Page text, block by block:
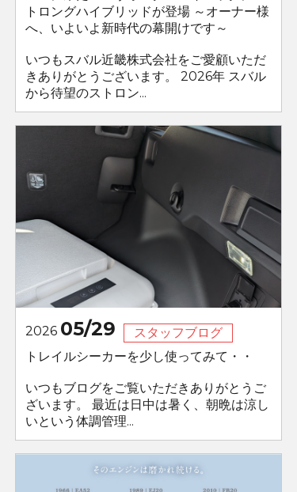
トロングハイブリッドが登場 ～オーナー様
へ、いよいよ新時代の幕開けです～
いつもスバル近畿株式会社をご愛顧いただ
きありがとうございます。 2026年 スバル
から待望のストロン...
2026 05/29
スタッフブログ
トレイルシーカーを少し使ってみて・・
いつもブログをご覧いただきありがとうご
ざいます。 最近は日中は暑く、朝晩は涼し
いという体調管理...